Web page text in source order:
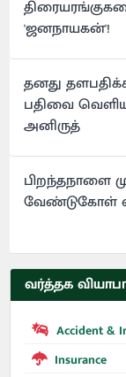
'ஜனநாயகன்'!
தனது
பதிவை
அனிருத்
பிறந்தநாளை
வேண்டுகோள்
வர்த்தக
Accident &
Insurance